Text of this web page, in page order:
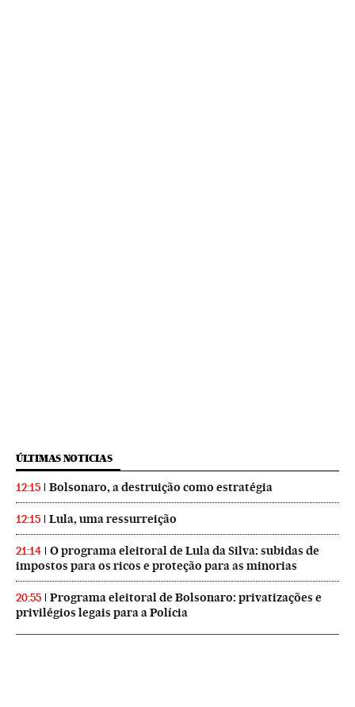
ÚLTIMAS NOTICIAS
12:15 Bolsonaro, a destruição como estratégia
12:15 Lula, uma ressurreição
21:14
O programa eleitoral de Lula da Silva: subidas de
impostos para os ricos e proteção para as minorias
20:55
Programa eleitoral de Bolsonaro: privatizações e
privilégios legais para a Polícia